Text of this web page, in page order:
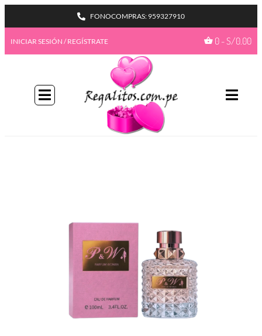
FONOCOMPRAS: 959327910
INICIAR SESIÓN / REGÍSTRATE 0-S/0.00
BIENVENIDA A NUESTRO
PROGAMA GIFTBENEFITS
HAZTE MIEMBRO
Con más formas de desbloquear beneficios
emocionantes, este es su pase de acceso total a
Ir a mis
GIFTPOINTS
!Gana GiftPoints por diferentes acciones y
convierte esos GiftPoints en increíbles
recompensas!